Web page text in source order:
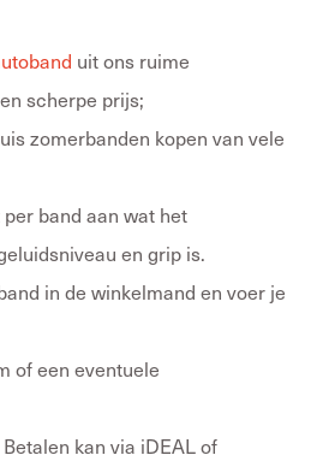
uit ons ruime
scherpe prijs;
zomerbanden kopen van vele
band aan wat het
en grip is.
in de winkelmand en voer je
of een eventuele
kan via iDEAL of